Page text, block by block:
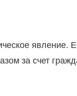
явление.
за счет